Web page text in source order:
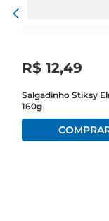
R$ 12,49
Salgadinho Stiksy
160g